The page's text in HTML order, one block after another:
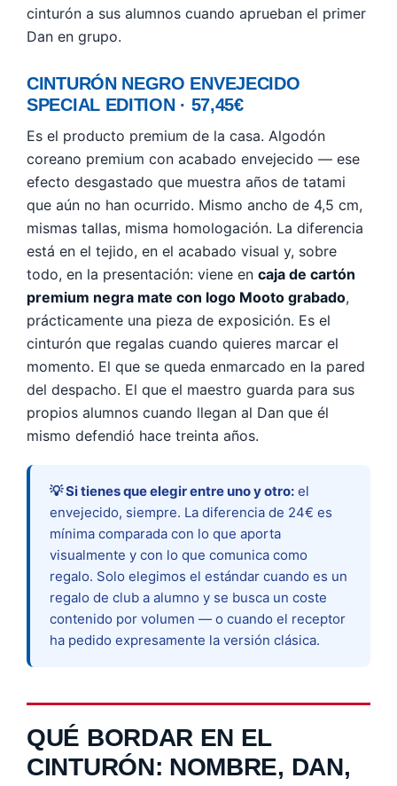
cinturón a sus alumnos cuando aprueban el primer
Dan en grupo.
CINTURÓN NEGRO ENVEJECIDO
SPECIAL EDITION · 57,45€
Es el producto premium de la casa. Algodón
coreano premium con acabado envejecido — ese
efecto desgastado que muestra años de tatami
que aún no han ocurrido. Mismo ancho de 4,5 cm,
mismas tallas, misma homologación. La diferencia
está en el tejido, en el acabado visual y, sobre
todo, en la presentación: viene en caja de cartón
premium negra mate con logo Mooto grabado,
prácticamente una pieza de exposición. Es el
cinturón que regalas cuando quieres marcar el
momento. El que se queda enmarcado en la pared
del despacho. El que el maestro guarda para sus
propios alumnos cuando llegan al Dan que él
mismo defendió hace treinta años.
💡 Si tienes que elegir entre uno y otro: el
envejecido, siempre. La diferencia de 24€ es
mínima comparada con lo que aporta
visualmente y con lo que comunica como
regalo. Solo elegimos el estándar cuando es un
regalo de club a alumno y se busca un coste
contenido por volumen — o cuando el receptor
ha pedido expresamente la versión clásica.
QUÉ BORDAR EN EL
CINTURÓN: NOMBRE, DAN,